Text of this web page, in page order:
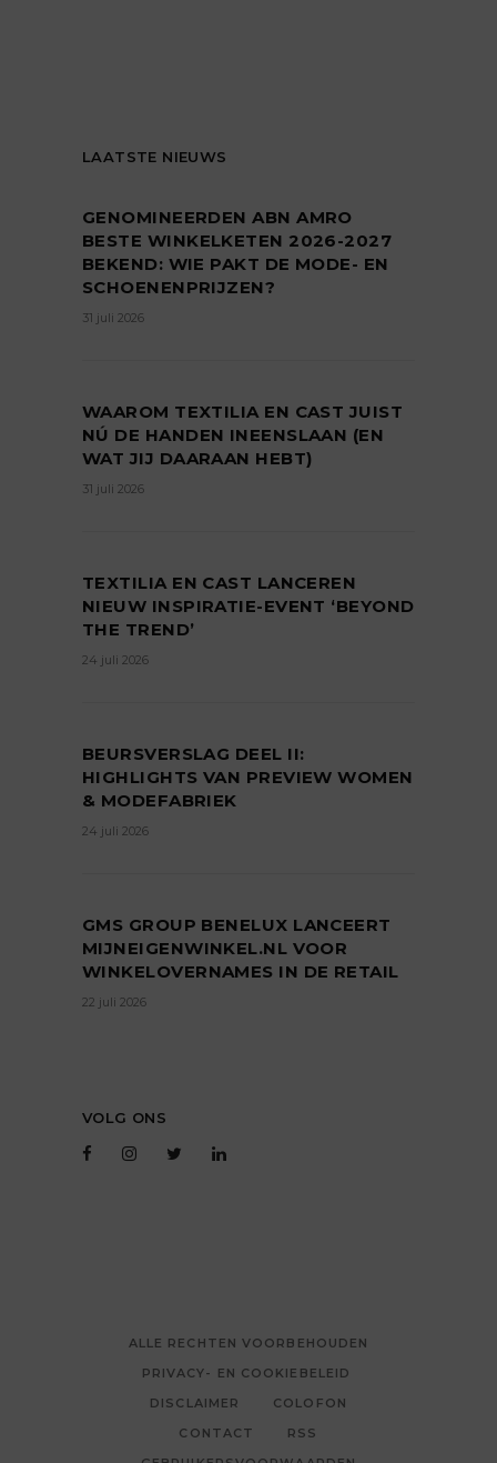
LAATSTE NIEUWS
GENOMINEERDEN ABN AMRO
BESTE WINKELKETEN 2026-2027
BEKEND: WIE PAKT DE MODE- EN
SCHOENENPRIJZEN?
31 juli 2026
WAAROM TEXTILIA EN CAST JUIST
NÚ DE HANDEN INEENSLAAN (EN
WAT JIJ DAARAAN HEBT)
31 juli 2026
TEXTILIA EN CAST LANCEREN
NIEUW INSPIRATIE-EVENT ‘BEYOND
THE TREND’
24 juli 2026
BEURSVERSLAG DEEL II:
HIGHLIGHTS VAN PREVIEW WOMEN
& MODEFABRIEK
24 juli 2026
GMS GROUP BENELUX LANCEERT
MIJNEIGENWINKEL.NL VOOR
WINKELOVERNAMES IN DE RETAIL
22 juli 2026
VOLG ONS
ALLE RECHTEN VOORBEHOUDEN
PRIVACY- EN COOKIEBELEID
DISCLAIMER
COLOFON
CONTACT
RSS